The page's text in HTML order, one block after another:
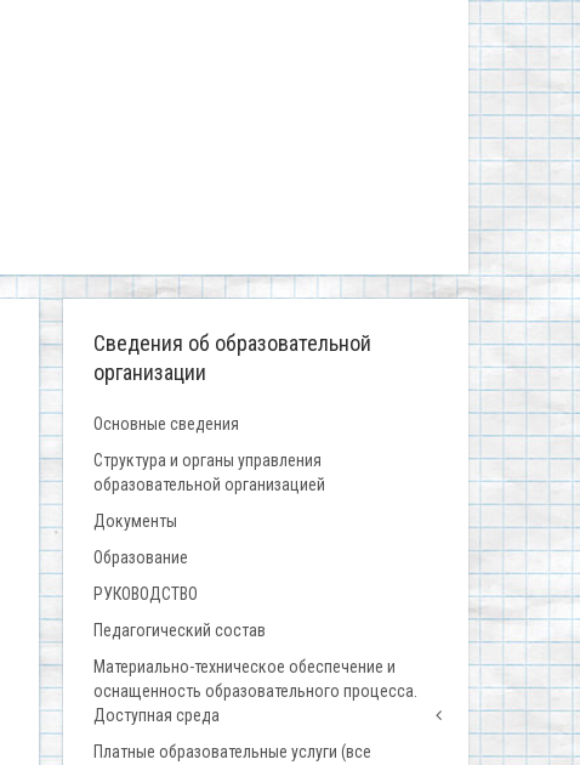
Сведения об образовательной
организации
Основные сведения
Структура и органы управления
образовательной организацией
Документы
Образование
РУКОВОДСТВО
Педагогический состав
Материально-техническое обеспечение и
оснащенность образовательного процесса.
Доступная среда
Платные образовательные услуги (все